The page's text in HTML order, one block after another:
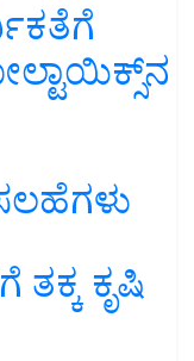
ಕೃಷಿ